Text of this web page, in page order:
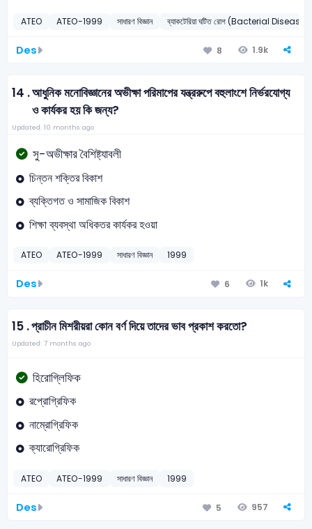
ATEO ATEO-1999 সাধারণ বিজ্ঞান ব্যাকটেরিয়া ঘটিত রোগ (Bacterial
Des 8 1.9k
14 .আধুনিক মনোবিজ্ঞানের অভীক্ষা পরিমাপের যন্ত্ররুপে বহুলাংশে নির্ভরযোগ্য
ও কার্যকর হয় কি জন্য?
Updated: 10 months ago
সু-অভীক্ষার বৈশিষ্ট্যাবলী
চিন্তন শক্তির বিকাশ
ব্যক্তিগত ও সামাজিক বিকাশ
শিক্ষা ব্যবস্থা অধিকতর কার্যকর হওয়া
ATEO ATEO-1999 সাধারণ বিজ্ঞান 1999
Des 6 1k
15 .প্রাচীন মিশরীয়রা কোন বর্ণ দিয়ে তাদের ভাব প্রকাশ করতো?
Updated: 7 months ago
হিরোগ্লিফিক
রপ্রোগ্রিফিক
নাম্রোগ্রিফিক
ক্যারোগ্রিফিক
ATEO ATEO-1999 সাধারণ বিজ্ঞান 1999
Des 5 957